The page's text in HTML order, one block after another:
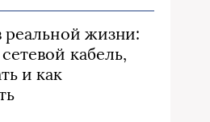
реальной жизни:
кабель,
и как